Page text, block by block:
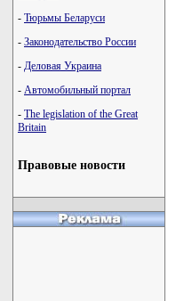
- Тюрьмы Беларуси
- Законодательство России
- Деловая Украина
- Автомобильный портал
- The legislation of the Great
Britain
Правовые новости